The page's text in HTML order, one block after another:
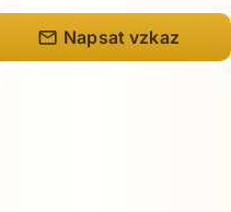
mail Napsat vzkaz